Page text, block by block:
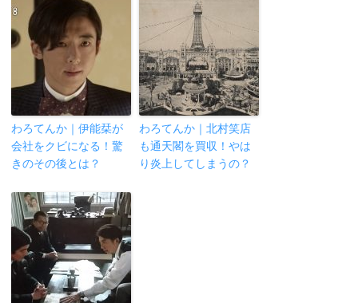
わろてんか｜伊能栞が
会社をクビになる！驚
きのその後とは？
わろてんか｜北村笑店
も通天閣を買収！やは
り炎上してしまうの？